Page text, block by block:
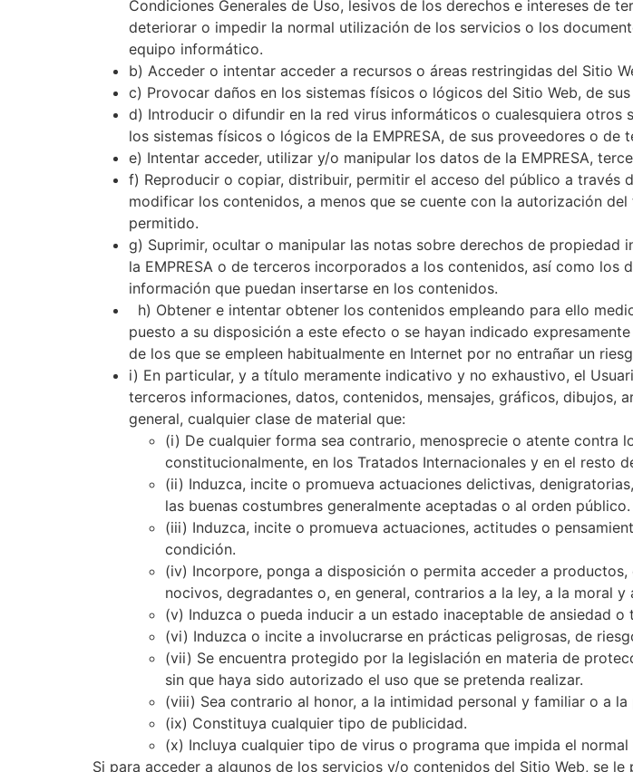
Condiciones Generales de Uso, lesivos de los derechos e intereses de
deteriorar o impedir la normal utilización de los servicios o los
equipo informático.
b) Acceder o intentar acceder a recursos o áreas restringidas del Sitio
c) Provocar daños en los sistemas físicos o lógicos del Sitio Web, de
d) Introducir o difundir en la red virus informáticos o cualesquiera
los sistemas físicos o lógicos de la EMPRESA, de sus proveedores o de
e) Intentar acceder, utilizar y/o manipular los datos de la EMPRESA,
f) Reproducir o copiar, distribuir, permitir el acceso del público a través
modificar los contenidos, a menos que se cuente con la autorización
permitido.
g) Suprimir, ocultar o manipular las notas sobre derechos de
la EMPRESA o de terceros incorporados a los contenidos, así como
información que puedan insertarse en los contenidos.
h) Obtener e intentar obtener los contenidos empleando para ello
puesto a su disposición a este efecto o se hayan indicado
de los que se empleen habitualmente en Internet por no entrañar un
i) En particular, y a título meramente indicativo y no exhaustivo, el
terceros informaciones, datos, contenidos, mensajes, gráficos,
general, cualquier clase de material que:
(i) De cualquier forma sea contrario, menosprecie o atente contra
constitucionalmente, en los Tratados Internacionales y en el resto
(ii) Induzca, incite o promueva actuaciones delictivas,
las buenas costumbres generalmente aceptadas o al orden público.
(iii) Induzca, incite o promueva actuaciones, actitudes o
condición.
(iv) Incorpore, ponga a disposición o permita acceder a
nocivos, degradantes o, en general, contrarios a la ley, a la moral
(v) Induzca o pueda inducir a un estado inaceptable de ansiedad o
(vi) Induzca o incite a involucrarse en prácticas peligrosas, de
(vii) Se encuentra protegido por la legislación en materia de
sin que haya sido autorizado el uso que se pretenda realizar.
(viii) Sea contrario al honor, a la intimidad personal y familiar o a
(ix) Constituya cualquier tipo de publicidad.
(x) Incluya cualquier tipo de virus o programa que impida el
Si para acceder a algunos de los servicios y/o contenidos del Sitio Web, se